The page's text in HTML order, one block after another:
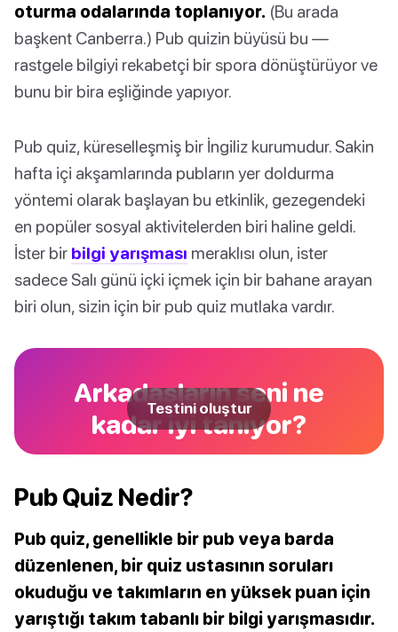
oturma odalarında toplanıyor. (Bu arada
başkent Canberra.) Pub quizin büyüsü bu —
rastgele bilgiyi rekabetçi bir spora dönüştürüyor ve
bunu bir bira eşliğinde yapıyor.
Pub quiz, küreselleşmiş bir İngiliz kurumudur. Sakin
hafta içi akşamlarında pubların yer doldurma
yöntemi olarak başlayan bu etkinlik, gezegendeki
en popüler sosyal aktivitelerden biri haline geldi.
İster bir bilgi yarışması meraklısı olun, ister
sadece Salı günü içki içmek için bir bahane arayan
biri olun, sizin için bir pub quiz mutlaka vardır.
Arkadaşların seni ne
kadar iyi tanıyor?
Testini oluştur
Pub Quiz Nedir?
Pub quiz, genellikle bir pub veya barda
düzenlenen, bir quiz ustasının soruları
okuduğu ve takımların en yüksek puan için
yarıştığı takım tabanlı bir bilgi yarışmasıdır.